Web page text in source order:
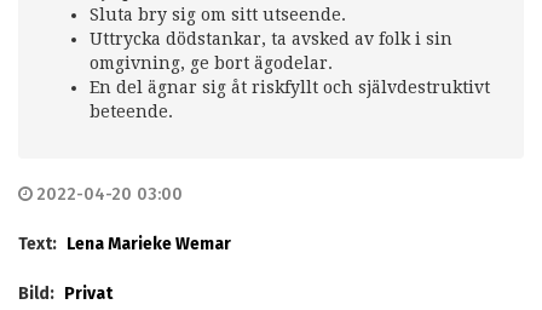
Sluta bry sig om sitt utseende.
Uttrycka dödstankar, ta avsked av folk i sin
omgivning, ge bort ägodelar.
En del ägnar sig åt riskfyllt och självdestruktivt
beteende.
2022-04-20 03:00
Text: Lena Marieke Wemar
Bild: Privat